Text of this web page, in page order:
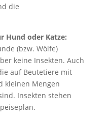
die
Hund oder Katze:
(bzw. Wölfe)
keine Insekten. Auch
auf Beutetiere mit
kleinen Mengen
Insekten stehen